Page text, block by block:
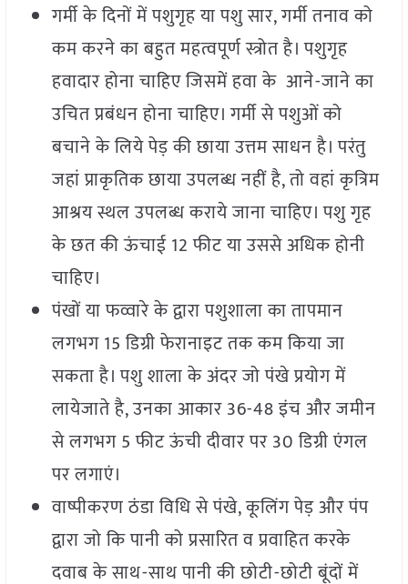
गर्मी के दिनों में पशुगृह या पशु सार, गर्मी तनाव को
कम करने का बहुत महत्वपूर्ण स्त्रोत है। पशुगृह
हवादार होना चाहिए जिसमें हवा के आने-जाने का
उचित प्रबंधन होना चाहिए। गर्मी से पशुओं को
बचाने के लिये पेड़ की छाया उत्तम साधन है। परंतु
जहां प्राकृतिक छाया उपलब्ध नहीं है, तो वहां कृत्रिम
आश्रय स्थल उपलब्ध कराये जाना चाहिए। पशु गृह
के छत की ऊंचाई 12 फीट या उससे अधिक होनी
चाहिए।
पंखों या फव्वारे के द्वारा पशुशाला का तापमान
लगभग 15 डिग्री फेरानाइट तक कम किया जा
सकता है। पशु शाला के अंदर जो पंखे प्रयोग में
लायेजाते है, उनका आकार 36-48 इंच और जमीन
से लगभग 5 फीट ऊंची दीवार पर 30 डिग्री एंगल
पर लगाएं।
वाष्पीकरण ठंडा विधि से पंखे, कूलिंग पेड़ और पंप
द्वारा जो कि पानी को प्रसारित व प्रवाहित करके
दवाब के साथ-साथ पानी की छोटी-छोटी बूंदों में